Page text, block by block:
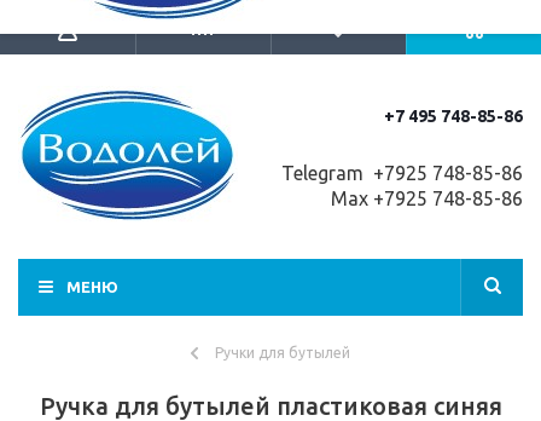
+7 495 748-85-86
Telegram +7925 748-85-86
Max +7925 748-85-86
МЕНЮ
Ручки для бутылей
Ручка для бутылей пластиковая синяя